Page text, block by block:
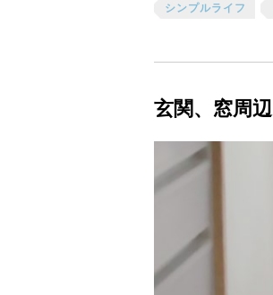
シンプルライフ
玄関、窓周辺